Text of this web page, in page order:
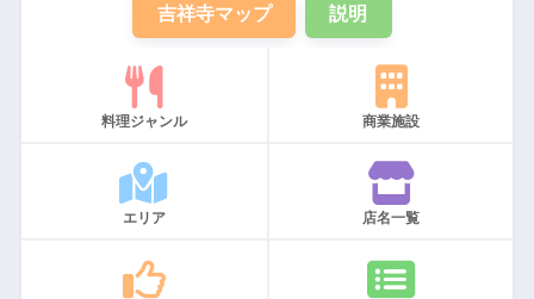
吉祥寺マップ 説明
料理ジャンル 商業施設
エリア 店名一覧